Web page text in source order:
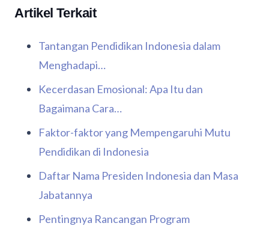
Artikel Terkait
Tantangan Pendidikan Indonesia dalam
Menghadapi…
Kecerdasan Emosional: Apa Itu dan
Bagaimana Cara…
Faktor-faktor yang Mempengaruhi Mutu
Pendidikan di Indonesia
Daftar Nama Presiden Indonesia dan Masa
Jabatannya
Pentingnya Rancangan Program